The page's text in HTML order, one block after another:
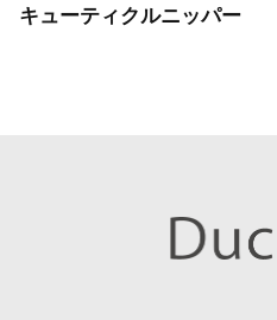
キューティクルニッパー